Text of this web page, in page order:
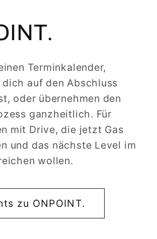
Terminkalender,
auf den Abschluss
oder übernehmen den
ganzheitlich. Für
mit Drive, die jetzt Gas
und das nächste Level im
wollen.
zu ONPOINT.